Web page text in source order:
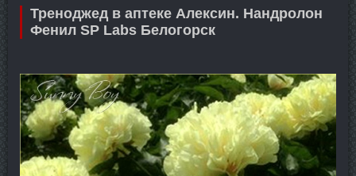
Треноджед в аптеке Алексин. Нандролон
Фенил SP Labs Белогорск